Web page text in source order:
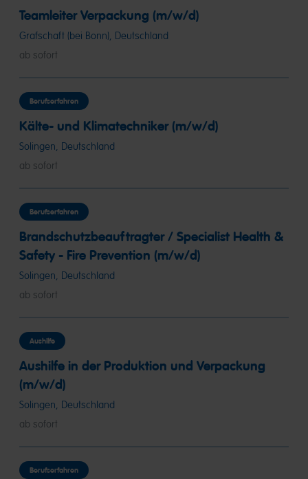
Teamleiter Verpackung (m/w/d)
Grafschaft (bei Bonn), Deutschland
ab sofort
Berufserfahren
Kälte- und Klimatechniker (m/w/d)
Solingen, Deutschland
ab sofort
Berufserfahren
Brandschutzbeauftragter / Specialist Health &
Safety - Fire Prevention (m/w/d)
Solingen, Deutschland
ab sofort
Aushilfe
Aushilfe in der Produktion und Verpackung
(m/w/d)
Solingen, Deutschland
ab sofort
Berufserfahren